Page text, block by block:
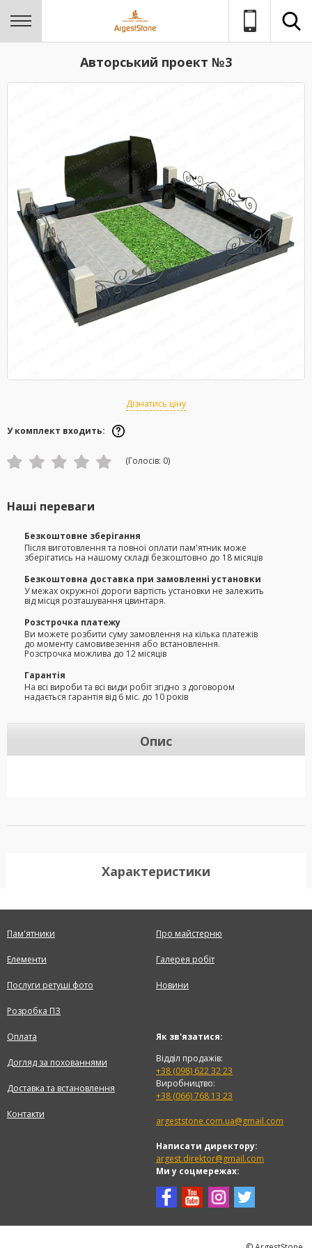
Авторський проект №3
Дізнатись ціну
У комплект входить:
(Голосів: 0)
Наші переваги
Безкоштовне зберігання
Після виготовлення та повної оплати пам'ятник може
зберігатись на нашому складі безкоштовно до 18 місяців
Безкоштовна доставка при замовленні установки
У межах окружної дороги вартість установки не залежить
від місця розташування цвинтаря.
Розстрочка платежу
Ви можете розбити суму замовлення на кілька платежів
до моменту самовивезення або встановлення.
Розстрочка можлива до 12 місяців
Гарантія
На всі вироби та всі види робіт згідно з договором
надається гарантія від 6 міс. до 10 років
Опис
Характеристики
Пам'ятники
Елементи
Послуги ретуші фото
Розробка ПЗ
Про майстерню
Галерея робіт
Новини
Оплата
Догляд за похованнями
Доставка та встановлення
Контакти
Як зв'язатися:
Відділ продажів:
+38 (098) 622 32 23
Виробництво:
+38 (066) 768 13 23
argeststone.com.ua@gmail.com
Написати директору:
argest.direktor@gmail.com
Ми у соцмережах: